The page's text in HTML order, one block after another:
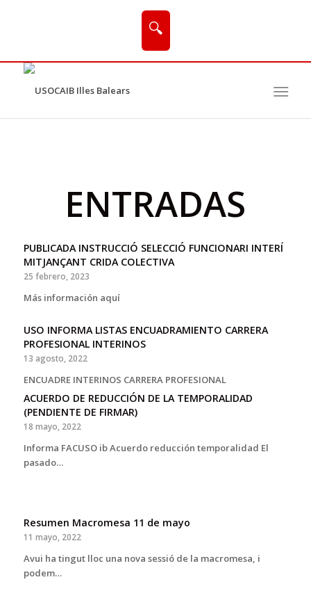
🔍
ENTRADAS
PUBLICADA INSTRUCCIÓ SELECCIÓ FUNCIONARI INTERÍ
MITJANÇANT CRIDA COLECTIVA
25 febrero, 2023
Más información aquí
USO INFORMA LISTAS ENCUADRAMIENTO CARRERA
PROFESIONAL INTERINOS
13 agosto, 2022
ENCUADRE INTERINOS CARRERA PROFESIONAL
ACUERDO DE REDUCCIÓN DE LA TEMPORALIDAD
(PENDIENTE DE FIRMAR)
18 mayo, 2022
Informa FACUSO ib Acuerdo reducción temporalidad El
pasado…
Resumen Macromesa 11 de mayo
11 mayo, 2022
Avui ha tingut lloc una nova sessió de la macromesa, i
podem…